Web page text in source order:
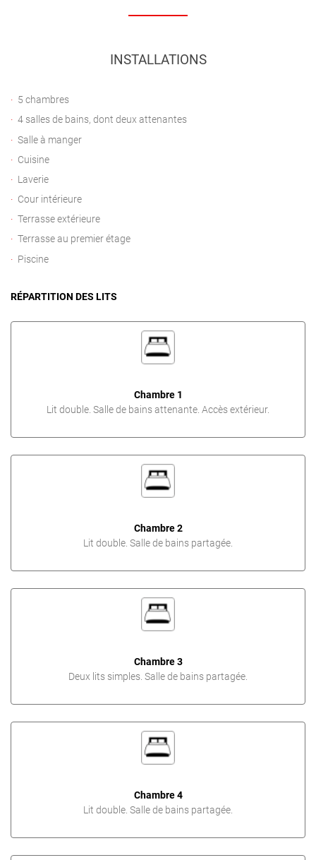
INSTALLATIONS
5 chambres
4 salles de bains, dont deux attenantes
Salle à manger
Cuisine
Laverie
Cour intérieure
Terrasse extérieure
Terrasse au premier étage
Piscine
RÉPARTITION DES LITS
Chambre 1
Lit double. Salle de bains attenante. Accès extérieur.
Chambre 2
Lit double. Salle de bains partagée.
Chambre 3
Deux lits simples. Salle de bains partagée.
Chambre 4
Lit double. Salle de bains partagée.